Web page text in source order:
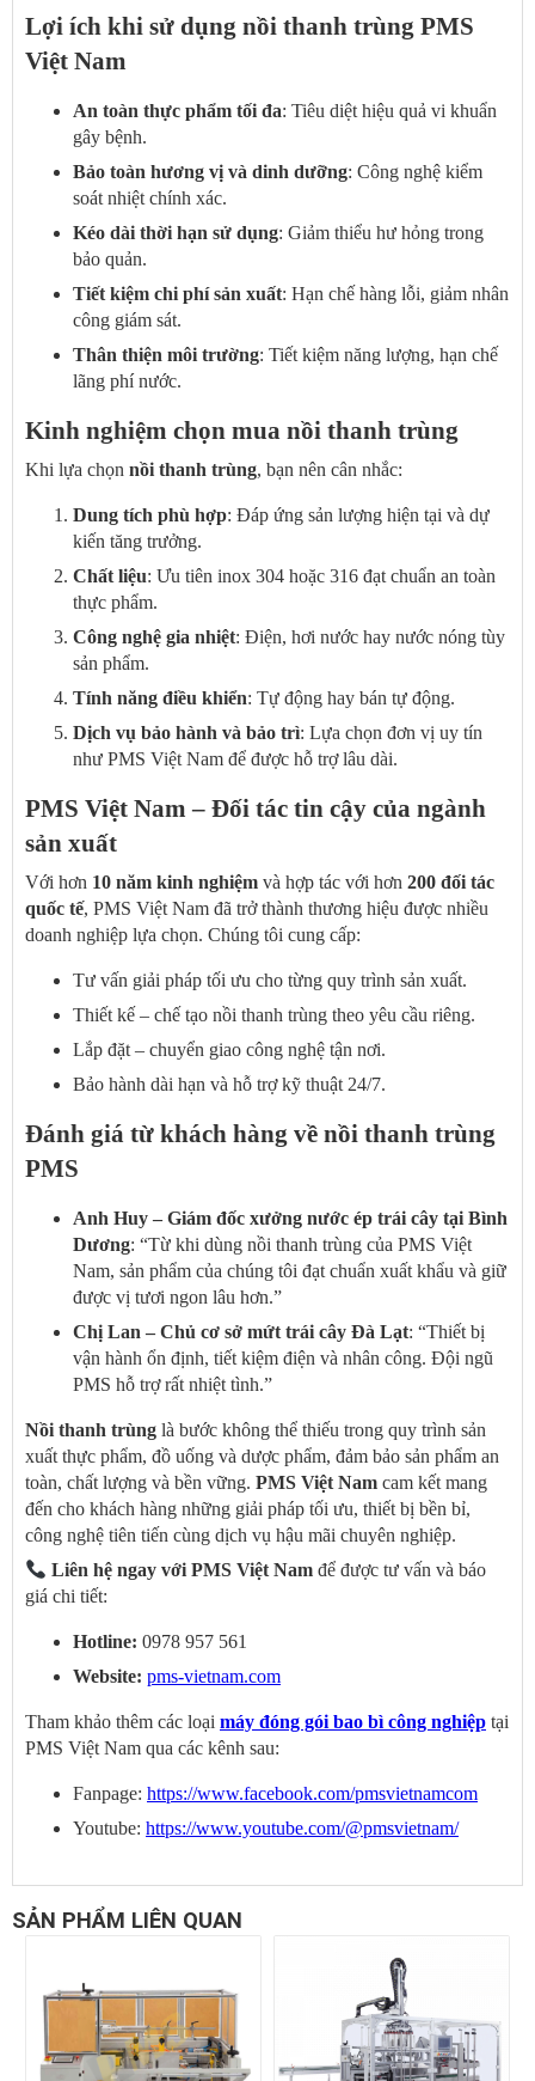
Lợi ích khi sử dụng nồi thanh trùng PMS
Việt Nam
An toàn thực phẩm tối đa: Tiêu diệt hiệu quả vi khuẩn
gây bệnh.
Bảo toàn hương vị và dinh dưỡng: Công nghệ kiểm
soát nhiệt chính xác.
Kéo dài thời hạn sử dụng: Giảm thiểu hư hỏng trong
bảo quản.
Tiết kiệm chi phí sản xuất: Hạn chế hàng lỗi, giảm nhân
công giám sát.
Thân thiện môi trường: Tiết kiệm năng lượng, hạn chế
lãng phí nước.
Kinh nghiệm chọn mua nồi thanh trùng
Khi lựa chọn nồi thanh trùng, bạn nên cân nhắc:
Dung tích phù hợp: Đáp ứng sản lượng hiện tại và dự
kiến tăng trưởng.
Chất liệu: Ưu tiên inox 304 hoặc 316 đạt chuẩn an toàn
thực phẩm.
Công nghệ gia nhiệt: Điện, hơi nước hay nước nóng tùy
sản phẩm.
Tính năng điều khiển: Tự động hay bán tự động.
Dịch vụ bảo hành và bảo trì: Lựa chọn đơn vị uy tín
như PMS Việt Nam để được hỗ trợ lâu dài.
PMS Việt Nam – Đối tác tin cậy của ngành
sản xuất
Với hơn 10 năm kinh nghiệm và hợp tác với hơn 200 đối tác
quốc tế, PMS Việt Nam đã trở thành thương hiệu được nhiều
doanh nghiệp lựa chọn. Chúng tôi cung cấp:
Tư vấn giải pháp tối ưu cho từng quy trình sản xuất.
Thiết kế – chế tạo nồi thanh trùng theo yêu cầu riêng.
Lắp đặt – chuyển giao công nghệ tận nơi.
Bảo hành dài hạn và hỗ trợ kỹ thuật 24/7.
Đánh giá từ khách hàng về nồi thanh trùng
PMS
Anh Huy – Giám đốc xưởng nước ép trái cây tại Bình
Dương: “Từ khi dùng nồi thanh trùng của PMS Việt
Nam, sản phẩm của chúng tôi đạt chuẩn xuất khẩu và giữ
được vị tươi ngon lâu hơn.”
Chị Lan – Chủ cơ sở mứt trái cây Đà Lạt: “Thiết bị
vận hành ổn định, tiết kiệm điện và nhân công. Đội ngũ
PMS hỗ trợ rất nhiệt tình.”
Nồi thanh trùng là bước không thể thiếu trong quy trình sản
xuất thực phẩm, đồ uống và dược phẩm, đảm bảo sản phẩm an
toàn, chất lượng và bền vững. PMS Việt Nam cam kết mang
đến cho khách hàng những giải pháp tối ưu, thiết bị bền bỉ,
công nghệ tiên tiến cùng dịch vụ hậu mãi chuyên nghiệp.
Liên hệ ngay với PMS Việt Nam để được tư vấn và báo
giá chi tiết:
Hotline: 0978 957 561
Website: pms-vietnam.com
Tham khảo thêm các loại máy đóng gói bao bì công nghiệp tại
PMS Việt Nam qua các kênh sau:
Fanpage: https://www.facebook.com/pmsvietnamcom
Youtube: https://www.youtube.com/@pmsvietnam/
SẢN PHẨM LIÊN QUAN